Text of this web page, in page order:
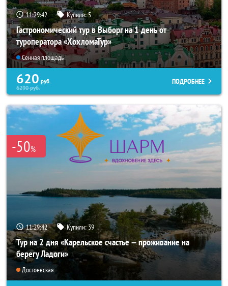
11:29:40 Купили:5
Гастрономический тур в Выборг на 1 день от
туроператора «ХохломаТур»
Сенная площадь
620 руб.
6290руб.
ПОДРОБНЕЕ
-50%
11:29:40 Купили:39
Тур на 2 дня «Карельское счастье — проживание на
берегу Ладоги»
Достоевская